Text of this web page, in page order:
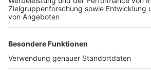
Daten zu Ihren
Details durch und
Nutzung des Service zu,
Video anzusehen.